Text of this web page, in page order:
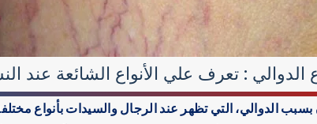
الدوالي : تعرف علي الأنواع الشائعة عند
بسبب الدوالي، التي تظهر عند الرجال والسيدات بأنواع